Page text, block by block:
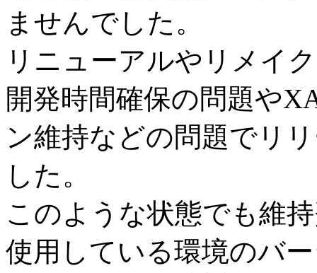
ませんでした。
リニューアルやリメイ
開発時間確保の問題や
ン維持などの問題でリ
した。
このような状態でも維
使用している環境のバ